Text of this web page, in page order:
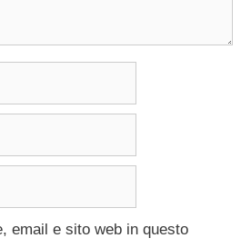
email e sito web in questo